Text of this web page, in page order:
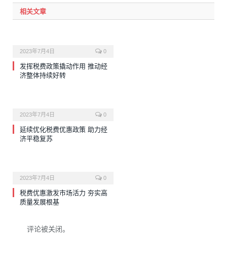
相关文章
2023年7月4日 0
发挥税费政策撬动作用 推动经
济整体持续好转
2023年7月4日 0
延续优化税费优惠政策 助力经
济平稳复苏
2023年7月4日 0
税费优惠激发市场活力 夯实高
质量发展根基
评论被关闭。